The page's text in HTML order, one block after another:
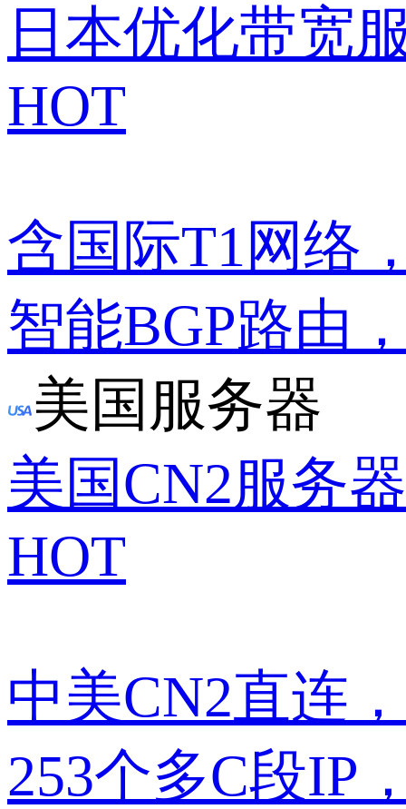
日本优化带宽
HOT
含国际T1网络
智能BGP路由
美国服务器
美国CN2服务器
HOT
中美CN2直连
253个多C段IP